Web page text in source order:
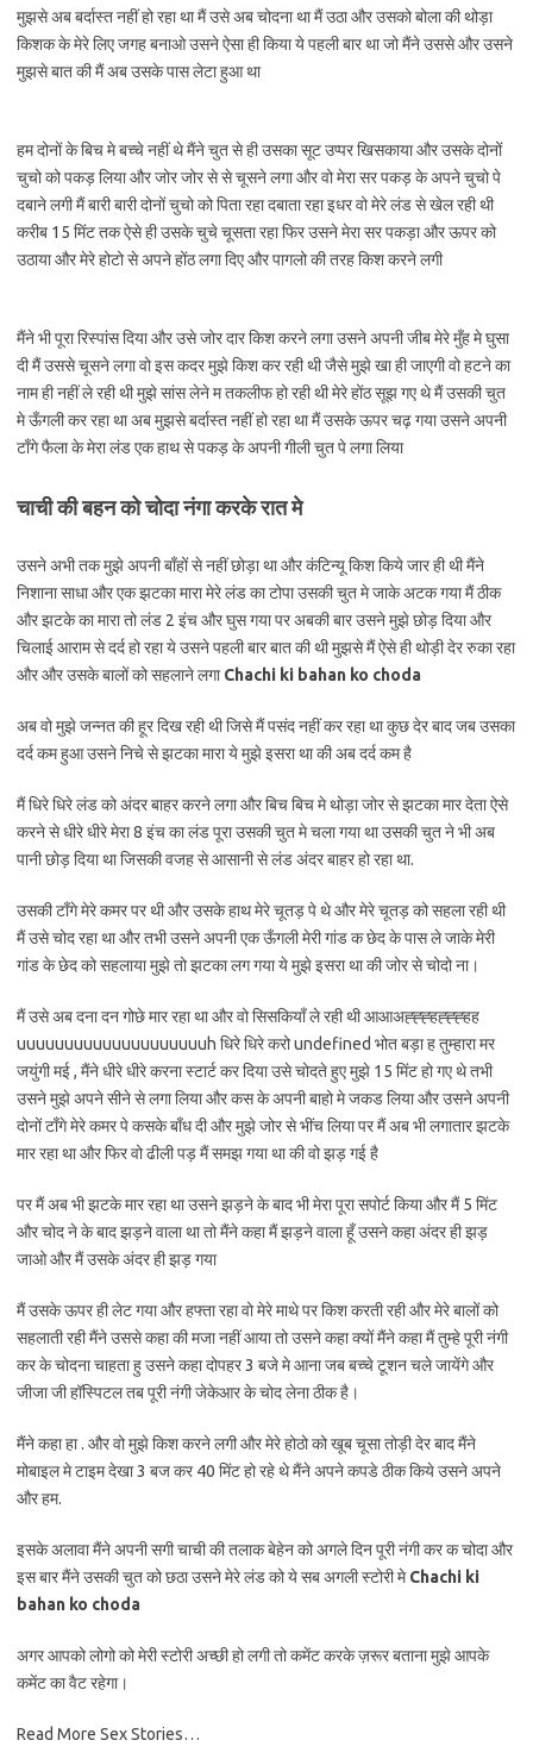
मुझसे अब बर्दास्त नहीं हो रहा था मैं उसे अब चोदना था मैं उठा और उसको बोला की थोड़ा
किशक के मेरे लिए जगह बनाओ उसने ऐसा ही किया ये पहली बार था जो मैंने उससे और उसने
मुझसे बात की मैं अब उसके पास लेटा हुआ था
हम दोनों के बिच मे बच्चे नहीं थे मैंने चुत से ही उसका सूट उप्पर खिसकाया और उसके दोनों
चुचो को पकड़ लिया और जोर जोर से से चूसने लगा और वो मेरा सर पकड़ के अपने चुचो पे
दबाने लगी मैं बारी बारी दोनों चुचो को पिता रहा दबाता रहा इधर वो मेरे लंड से खेल रही थी
करीब 15 मिंट तक ऐसे ही उसके चुचे चूसता रहा फिर उसने मेरा सर पकड़ा और ऊपर को
उठाया और मेरे होटो से अपने होंठ लगा दिए और पागलो की तरह किश करने लगी
मैंने भी पूरा रिस्पांस दिया और उसे जोर दार किश करने लगा उसने अपनी जीब मेरे मुँह मे घुसा
दी मैं उससे चूसने लगा वो इस कदर मुझे किश कर रही थी जैसे मुझे खा ही जाएगी वो हटने का
नाम ही नहीं ले रही थी मुझे सांस लेने म तकलीफ हो रही थी मेरे होंठ सूझ गए थे मैं उसकी चुत
मे ऊँगली कर रहा था अब मुझसे बर्दास्त नहीं हो रहा था मैं उसके ऊपर चढ़ गया उसने अपनी
टाँगे फैला के मेरा लंड एक हाथ से पकड़ के अपनी गीली चुत पे लगा लिया
चाची की बहन को चोदा नंगा करके रात मे
उसने अभी तक मुझे अपनी बाँहों से नहीं छोड़ा था और कंटिन्यू किश किये जार ही थी मैंने
निशाना साधा और एक झटका मारा मेरे लंड का टोपा उसकी चुत मे जाके अटक गया मैं ठीक
और झटके का मारा तो लंड 2 इंच और घुस गया पर अबकी बार उसने मुझे छोड़ दिया और
चिलाई आराम से दर्द हो रहा ये उसने पहली बार बात की थी मुझसे मैं ऐसे ही थोड़ी देर रुका रहा
और और उसके बालों को सहलाने लगाChachi ki bahan ko choda
अब वो मुझे जन्नत की हूर दिख रही थी जिसे मैं पसंद नहीं कर रहा था कुछ देर बाद जब उसका
दर्द कम हुआ उसने निचे से झटका मारा ये मुझे इसरा था की अब दर्द कम है
मैं धिरे धिरे लंड को अंदर बाहर करने लगा और बिच बिच मे थोड़ा जोर से झटका मार देता ऐसे
करने से धीरे धीरे मेरा 8 इंच का लंड पूरा उसकी चुत मे चला गया था उसकी चुत ने भी अब
पानी छोड़ दिया था जिसकी वजह से आसानी से लंड अंदर बाहर हो रहा था.
उसकी टाँगे मेरे कमर पर थी और उसके हाथ मेरे चूतड़ पे थे और मेरे चूतड़ को सहला रही थी
मैं उसे चोद रहा था और तभी उसने अपनी एक ऊँगली मेरी गांड क छेद के पास ले जाके मेरी
गांड के छेद को सहलाया मुझे तो झटका लग गया ये मुझे इसरा था की जोर से चोदो ना।
मैं उसे अब दना दन गोछे मार रहा था और वो सिसकियाँ ले रही थी आआअह्ह्ह्हह्ह्ह्हह
uuuuuuuuuuuuuuuuuuuuh धिरे धिरे करो undefined भोत बड़ा ह तुम्हारा मर
जयुंगी मई , मैंने धीरे धीरे करना स्टार्ट कर दिया उसे चोदते हुए मुझे 15 मिंट हो गए थे तभी
उसने मुझे अपने सीने से लगा लिया और कस के अपनी बाहो मे जकड लिया और उसने अपनी
दोनों टाँगे मेरे कमर पे कसके बाँध दी और मुझे जोर से भींच लिया पर मैं अब भी लगातार झटके
मार रहा था और फिर वो ढीली पड़ मैं समझ गया था की वो झड़ गई है
पर मैं अब भी झटके मार रहा था उसने झड़ने के बाद भी मेरा पूरा सपोर्ट किया और मैं 5 मिंट
और चोद ने के बाद झड़ने वाला था तो मैंने कहा मैं झड़ने वाला हूँ उसने कहा अंदर ही झड़
जाओ और मैं उसके अंदर ही झड़ गया
मैं उसके ऊपर ही लेट गया और हफ्ता रहा वो मेरे माथे पर किश करती रही और मेरे बालों को
सहलाती रही मैंने उससे कहा की मजा नहीं आया तो उसने कहा क्यों मैंने कहा मैं तुम्हे पूरी नंगी
कर के चोदना चाहता हु उसने कहा दोपहर 3 बजे मे आना जब बच्चे टूशन चले जायेंगे और
जीजा जी हॉस्पिटल तब पूरी नंगी जेकेआर के चोद लेना ठीक है।
मैंने कहा हा . और वो मुझे किश करने लगी और मेरे होठो को खूब चूसा तोड़ी देर बाद मैंने
मोबाइल मे टाइम देखा 3 बज कर 40 मिंट हो रहे थे मैंने अपने कपडे ठीक किये उसने अपने
और हम.
इसके अलावा मैंने अपनी सगी चाची की तलाक बेहेन को अगले दिन पूरी नंगी कर क चोदा और
इस बार मैंने उसकी चुत को छठा उसने मेरे लंड को ये सब अगली स्टोरी मेChachi ki
bahan ko choda
अगर आपको लोगो को मेरी स्टोरी अच्छी हो लगी तो कमेंट करके ज़रूर बताना मुझे आपके
कमेंट का वैट रहेगा।
Read More Sex Stories…